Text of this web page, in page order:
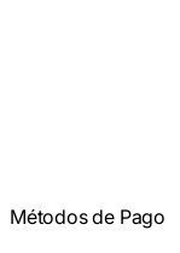
Métodos de Pago